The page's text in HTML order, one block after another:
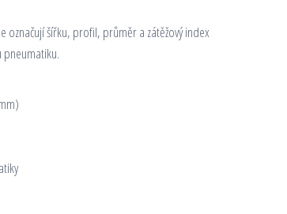
označují šířku, profil, průměr a zátěžový index